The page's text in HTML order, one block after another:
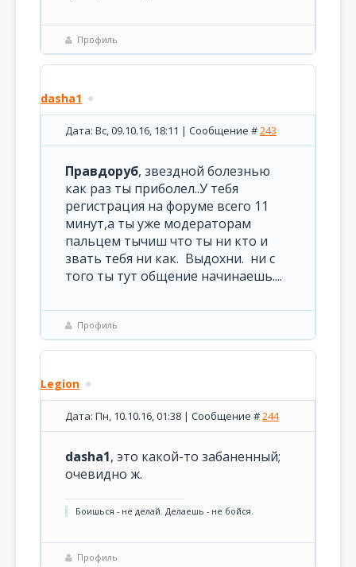
Профиль
dasha1
Дата: Вс, 09.10.16, 18:11 | Сообщение #243
Правдоруб, звездной болезнью
как раз ты приболел..У тебя
регистрация на форуме всего 11
минут,а ты уже модераторам
пальцем тычиш что ты ни кто и
звать тебя ни как. Выдохни. ни с
того ты тут общение начинаешь....
Профиль
Legion
Дата: Пн, 10.10.16, 01:38 | Сообщение #244
dasha1, это какой-то забаненный;
очевидно ж.
Боишься - не делай. Делаешь - не бойся.
Профиль